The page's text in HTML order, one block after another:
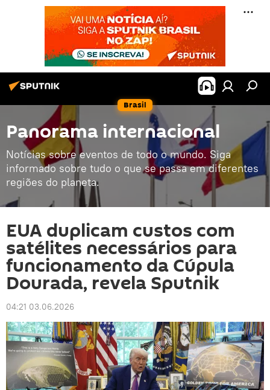
Brasil
Panorama internacional
Notícias sobre eventos de todo o mundo. Siga
informado sobre tudo o que se passa em diferentes
regiões do planeta.
EUA duplicam custos com
satélites necessários para
funcionamento da Cúpula
Dourada, revela Sputnik
04:21 03.06.2026